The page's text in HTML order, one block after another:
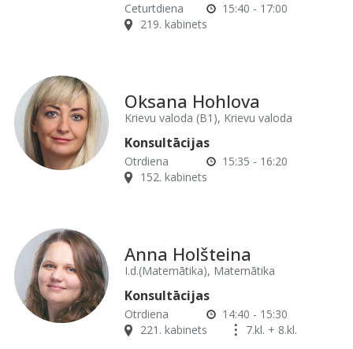
Ceturtdiena
15:40 - 17:00
219. kabinets
Oksana Hohlova
Krievu valoda (B1), Krievu valoda
Konsultācijas
Otrdiena
15:35 - 16:20
152. kabinets
Anna Holšteina
I.d.(Matemātika), Matemātika
Konsultācijas
Otrdiena
14:40 - 15:30
221. kabinets
7.kl. + 8.kl.